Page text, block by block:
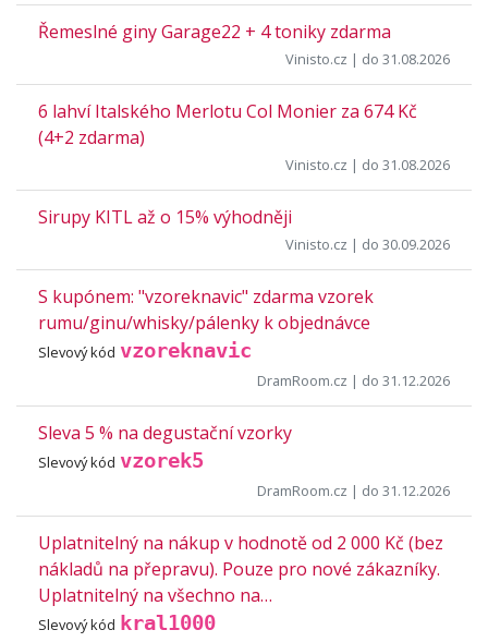
Řemeslné giny Garage22 + 4 toniky zdarma
Vinisto.cz | do 31.08.2026
6 lahví Italského Merlotu Col Monier za 674 Kč
(4+2 zdarma)
Vinisto.cz | do 31.08.2026
Sirupy KITL až o 15% výhodněji
Vinisto.cz | do 30.09.2026
S kupónem: "vzoreknavic" zdarma vzorek
rumu/ginu/whisky/pálenky k objednávce
Slevový kód vzoreknavic
DramRoom.cz | do 31.12.2026
Sleva 5 % na degustační vzorky
Slevový kód vzorek5
DramRoom.cz | do 31.12.2026
Uplatnitelný na nákup v hodnotě od 2 000 Kč (bez
nákladů na přepravu). Pouze pro nové zákazníky.
Uplatnitelný na všechno na…
Slevový kód kral1000